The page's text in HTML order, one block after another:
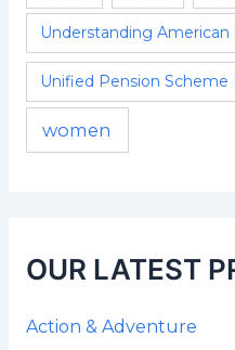
Understanding American
Unified Pension Scheme
women
OUR LATEST
Action & Adventure